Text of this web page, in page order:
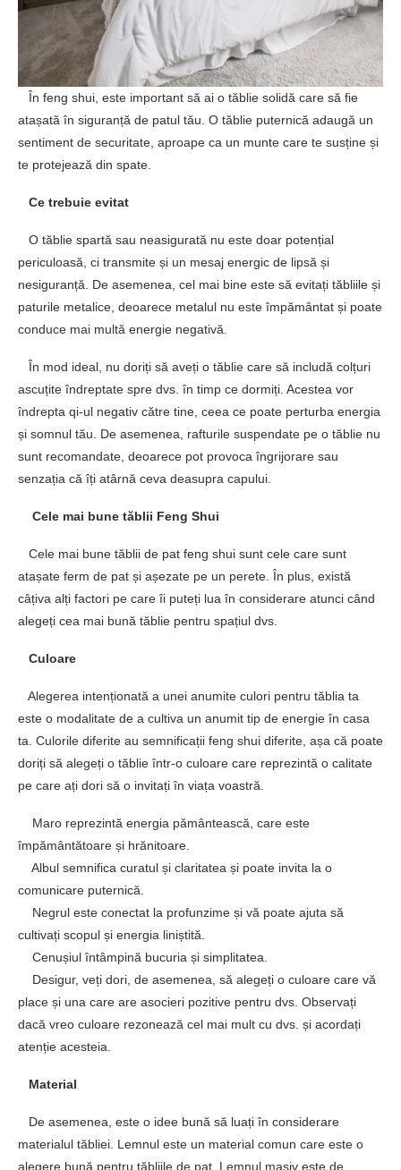
În feng shui, este important să ai o tăblie solidă care să fie
atașată în siguranță de patul tău. O tăblie puternică adaugă un
sentiment de securitate, aproape ca un munte care te susține și
te protejează din spate.
Ce trebuie evitat
O tăblie spartă sau neasigurată nu este doar potențial
periculoasă, ci transmite și un mesaj energic de lipsă și
nesiguranță. De asemenea, cel mai bine este să evitați tăbliile și
paturile metalice, deoarece metalul nu este împământat și poate
conduce mai multă energie negativă.
În mod ideal, nu doriți să aveți o tăblie care să includă colțuri
ascuțite îndreptate spre dvs. în timp ce dormiți. Acestea vor
îndrepta qi-ul negativ către tine, ceea ce poate perturba energia
și somnul tău. De asemenea, rafturile suspendate pe o tăblie nu
sunt recomandate, deoarece pot provoca îngrijorare sau
senzația că îți atârnă ceva deasupra capului.
Cele mai bune tăblii Feng Shui
Cele mai bune tăblii de pat feng shui sunt cele care sunt
atașate ferm de pat și așezate pe un perete. În plus, există
câțiva alți factori pe care îi puteți lua în considerare atunci când
alegeți cea mai bună tăblie pentru spațiul dvs.
Culoare
Alegerea intenționată a unei anumite culori pentru tăblia ta
este o modalitate de a cultiva un anumit tip de energie în casa
ta. Culorile diferite au semnificații feng shui diferite, așa că poate
doriți să alegeți o tăblie într-o culoare care reprezintă o calitate
pe care ați dori să o invitați în viața voastră.
Maro reprezintă energia pământească, care este
împământătoare și hrănitoare.
Albul semnifica curatul și claritatea și poate invita la o
comunicare puternică.
Negrul este conectat la profunzime și vă poate ajuta să
cultivați scopul și energia liniștită.
Cenușiul întâmpină bucuria și simplitatea.
Desigur, veți dori, de asemenea, să alegeți o culoare care vă
place și una care are asocieri pozitive pentru dvs. Observați
dacă vreo culoare rezonează cel mai mult cu dvs. și acordați
atenție acesteia.
Material
De asemenea, este o idee bună să luați în considerare
materialul tăbliei. Lemnul este un material comun care este o
alegere bună pentru tăbliile de pat. Lemnul masiv este de